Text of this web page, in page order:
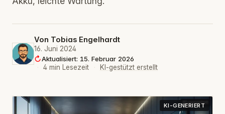
Von Tobias Engelhardt
16. Juni 2024
Aktualisiert: 15. Februar 2026
·
4 min Lesezeit · KI-gestützt erstellt
KI-GENERIERT